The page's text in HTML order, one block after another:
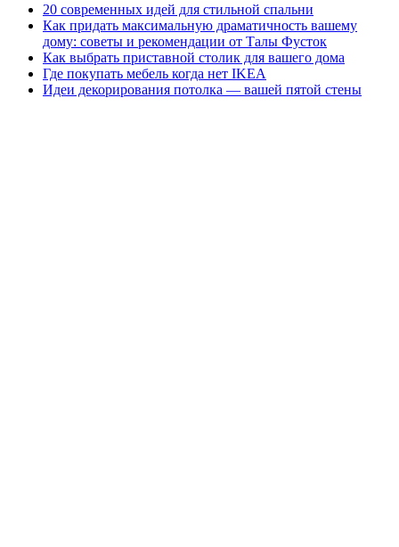
20 современных идей для стильной спальни
Как придать максимальную драматичность вашему
дому: советы и рекомендации от Талы Фусток
Как выбрать приставной столик для вашего дома
Где покупать мебель когда нет IKEA
Идеи декорирования потолка — вашей пятой стены